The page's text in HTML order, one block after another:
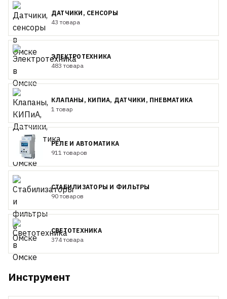
ДАТЧИКИ, СЕНСОРЫ
43 товара
ЭЛЕКТРОТЕХНИКА
483 товара
КЛАПАНЫ, КИПИА, ДАТЧИКИ, ПНЕВМАТИКА
1 товар
РЕЛЕ И АВТОМАТИКА
911 товаров
СТАБИЛИЗАТОРЫ И ФИЛЬТРЫ
90 товаров
СВЕТОТЕХНИКА
374 товара
Инструмент